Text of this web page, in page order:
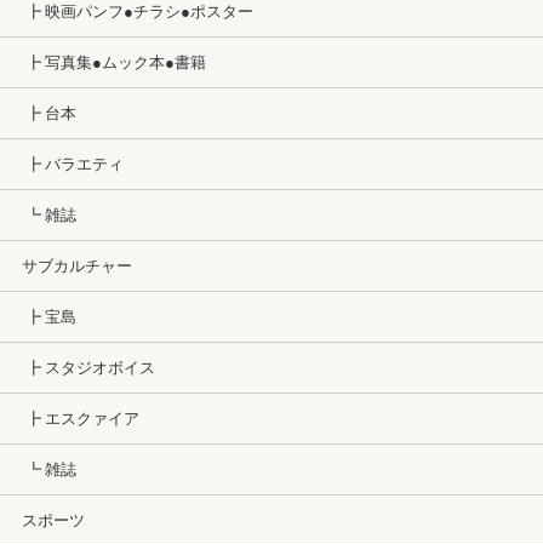
┣ 映画パンフ●チラシ●ポスター
┣ 写真集●ムック本●書籍
┣ 台本
┣ バラエティ
┗ 雑誌
サブカルチャー
┣ 宝島
┣ スタジオボイス
┣ エスクァイア
┗ 雑誌
スポーツ